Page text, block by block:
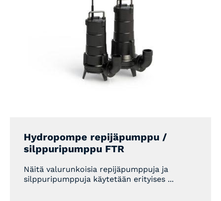
Hydropompe repijäpumppu /
silppuripumppu FTR
Näitä valurunkoisia repijäpumppuja ja
silppuripumppuja käytetään erityises ...